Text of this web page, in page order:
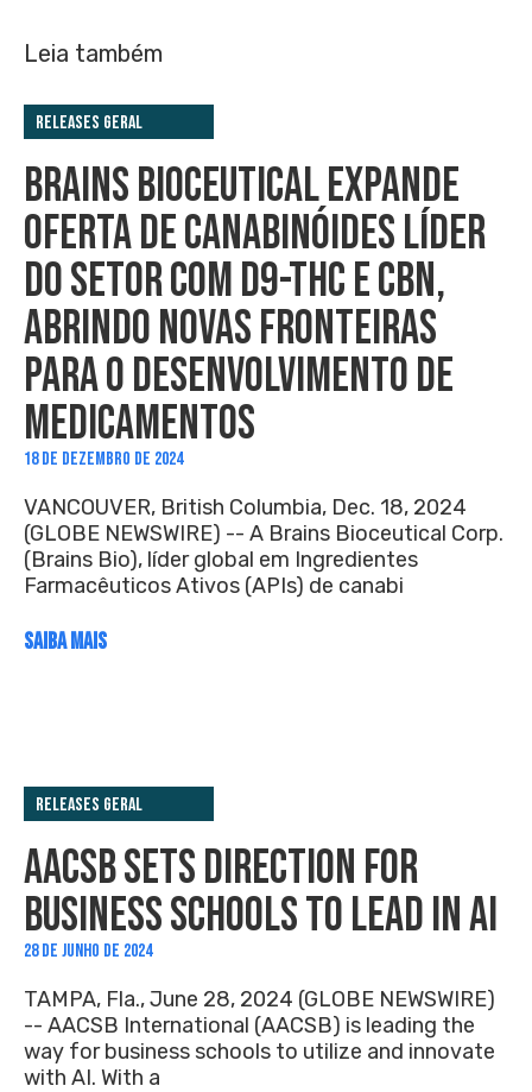
Leia também
Releases Geral
BRAINS BIOCEUTICAL EXPANDE
OFERTA DE CANABINÓIDES LÍDER
DO SETOR COM D9-THC E CBN,
ABRINDO NOVAS FRONTEIRAS
PARA O DESENVOLVIMENTO DE
MEDICAMENTOS
18 DE DEZEMBRO DE 2024
VANCOUVER, British Columbia, Dec. 18, 2024
(GLOBE NEWSWIRE) -- A Brains Bioceutical Corp.
(Brains Bio), líder global em Ingredientes
Farmacêuticos Ativos (APIs) de canabi
SAIBA MAIS
Releases Geral
AACSB SETS DIRECTION FOR
BUSINESS SCHOOLS TO LEAD IN AI
28 DE JUNHO DE 2024
TAMPA, Fla., June 28, 2024 (GLOBE NEWSWIRE)
-- AACSB International (AACSB) is leading the
way for business schools to utilize and innovate
with AI. With a